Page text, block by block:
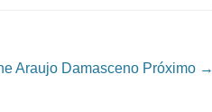
Araujo Damasceno Próximo →